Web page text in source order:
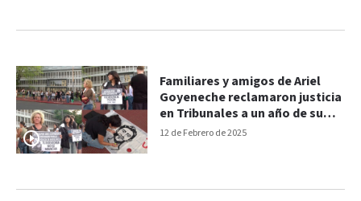
12 de Febrero de 2025
Familiares y amigos de Ariel
Goyeneche reclamaron justicia
en Tribunales a un año de su
muerte